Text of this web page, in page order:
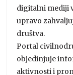
digitalni mediji
upravo
društva.
Portal
objedinjuje
aktivnosti i